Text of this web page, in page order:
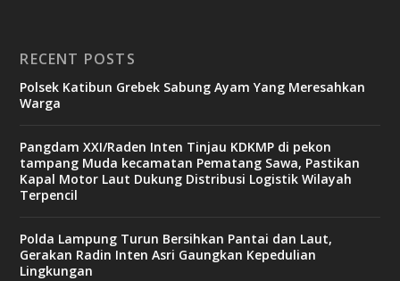
RECENT POSTS
Polsek Katibun Grebek Sabung Ayam Yang Meresahkan
Warga
Pangdam XXI/Raden Inten Tinjau KDKMP di pekon
tampang Muda kecamatan Pematang Sawa, Pastikan
Kapal Motor Laut Dukung Distribusi Logistik Wilayah
Terpencil
Polda Lampung Turun Bersihkan Pantai dan Laut,
Gerakan Radin Inten Asri Gaungkan Kepedulian
Lingkungan